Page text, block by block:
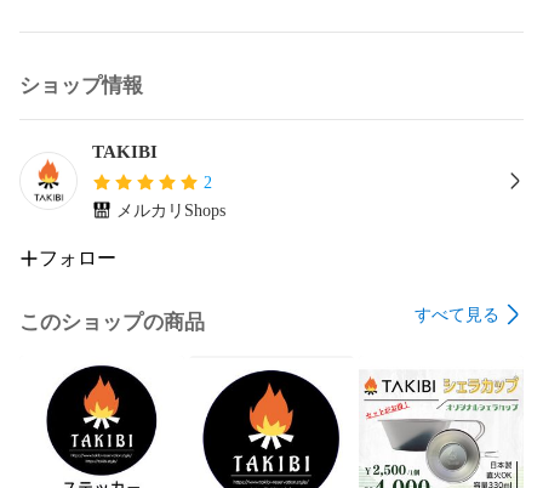
ショップ情報
TAKIBI
2
メルカリShops
フォロー
このショップの商品 すべて見る